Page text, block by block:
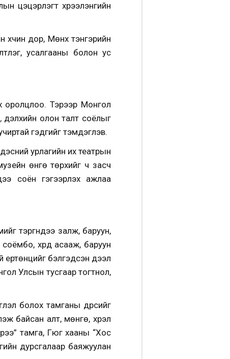
цэцэрлэгт хүрээлэнгийн
хүчин дор, Мөнх тэнгэрийн
усалгааны болон ус
оролцлоо. Тэрээр Монгол
дэлхийн олон талт соёлыг
учиртай гэдгийг тэмдэглэв.
урлагийн их театрын
өнгө төрхийг ч засч
соён гэгээрүүлэх ажлаа
тэргүүндээ залж, баруун,
соёмбо, хүрд асааж, баруун
ертөнцийг бэлгэдсэн дээл
Улсын тусгаар тогтнол,
болох тамганы дүрсийг
байсан алт, мөнгө, хүрэл
тамга, Гүюг хааны “Хос
дурсгалаар баяжуулан